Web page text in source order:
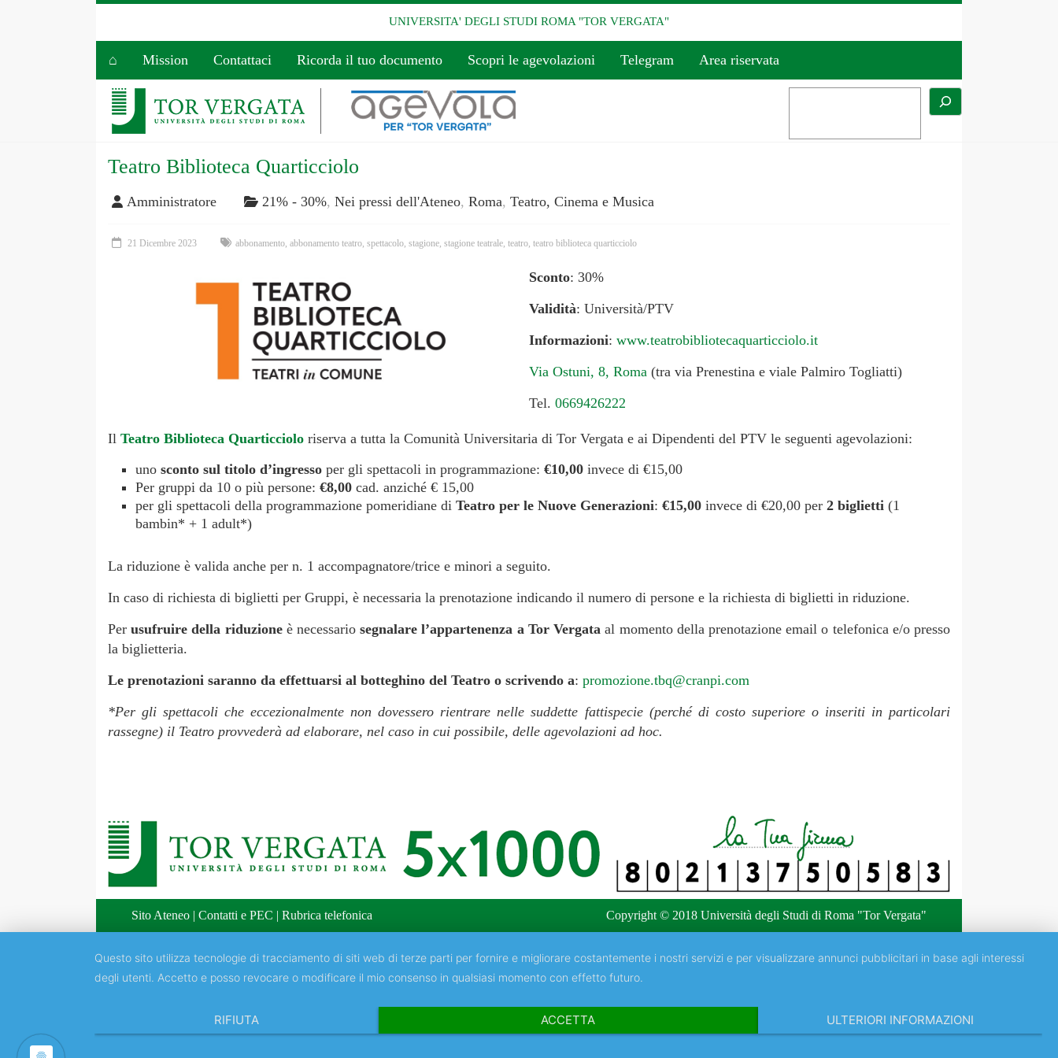
UNIVERSITA' DEGLI STUDI ROMA "TOR VERGATA"
⌂ Mission Contattaci Ricorda il tuo documento Scopri le agevolazioni Telegram Area riservata
Teatro Biblioteca Quarticciolo
Amministratore 21% - 30%, Nei pressi dell'Ateneo, Roma, Teatro, Cinema e Musica
21 Dicembre 2023 abbonamento, abbonamento teatro, spettacolo, stagione, stagione teatrale, teatro, teatro biblioteca quarticciolo
Sconto: 30%
Validità: Università/PTV
Informazioni: www.teatrobibliotecaquarticciolo.it
Via Ostuni, 8, Roma (tra via Prenestina e viale Palmiro Togliatti)
Tel. 0669426222
Il Teatro Biblioteca Quarticciolo riserva a tutta la Comunità Universitaria di Tor Vergata e ai Dipendenti del PTV le seguenti agevolazioni:
uno sconto sul titolo d’ingresso per gli spettacoli in programmazione: €10,00 invece di €15,00
Per gruppi da 10 o più persone: €8,00 cad. anziché € 15,00
per gli spettacoli della programmazione pomeridiane di Teatro per le Nuove Generazioni: €15,00 invece di €20,00 per 2 biglietti (1
bambin* + 1 adult*)
La riduzione è valida anche per n. 1 accompagnatore/trice e minori a seguito.
In caso di richiesta di biglietti per Gruppi, è necessaria la prenotazione indicando il numero di persone e la richiesta di biglietti in riduzione.
Perusufruire della riduzioneè necessariosegnalare l’appartenenza a Tor Vergata al momento della prenotazione email o telefonica e/o presso
la biglietteria.
Le prenotazioni saranno da effettuarsi al botteghino del Teatro o scrivendo a: promozione.tbq@cranpi.com
*Per gli spettacoli che eccezionalmente non dovessero rientrare nelle suddette fattispecie (perché di costo superiore o inseriti in particolari
rassegne) il Teatro provvederà ad elaborare, nel caso in cui possibile, delle agevolazioni ad hoc.
Sito Ateneo Contatti e PEC Rubrica telefonica Copyright © 2018 Università degli Studi di Roma "Tor Vergata"
Questo sito utilizza tecnologie di tracciamento di siti web di terze parti per fornire e migliorare costantemente i nostri servizi e per visualizzare annunci pubblicitari in base agli interessi
degli utenti. Accetto e posso revocare o modificare il mio consenso in qualsiasi momento con effetto futuro.
RIFIUTA ACCETTA ULTERIORI INFORMAZIONI